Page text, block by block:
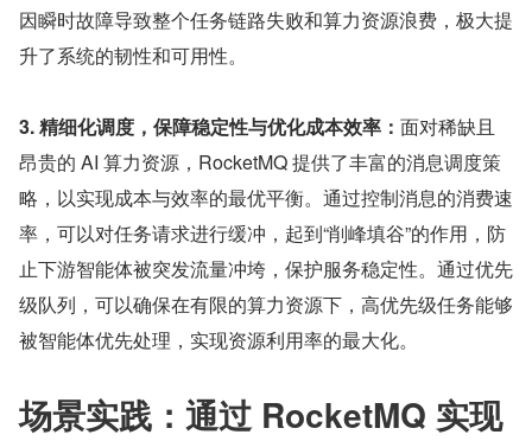
因瞬时故障导致整个任务链路失败和算力资源浪费，极大提
升了系统的韧性和可用性。
3. 精细化调度，保障稳定性与优化成本效率： 面对稀缺且
昂贵的 AI 算力资源，RocketMQ 提供了丰富的消息调度策
略，以实现成本与效率的最优平衡。通过控制消息的消费速
率，可以对任务请求进行缓冲，起到“削峰填谷”的作用，防
止下游智能体被突发流量冲垮，保护服务稳定性。通过优先
级队列，可以确保在有限的算力资源下，高优先级任务能够
被智能体优先处理，实现资源利用率的最大化。
场景实践：通过 RocketMQ 实现